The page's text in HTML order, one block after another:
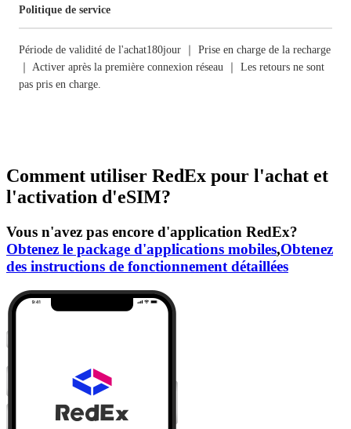
Politique de service
Période de validité de l'achat180jour ｜ Prise en charge de la recharge
｜ Activer après la première connexion réseau ｜ Les retours ne sont
pas pris en charge.
Comment utiliser RedEx pour l'achat et
l'activation d'eSIM?
Vous n'avez pas encore d'application RedEx?
Obtenez le package d'applications mobiles,Obtenez
des instructions de fonctionnement détaillées